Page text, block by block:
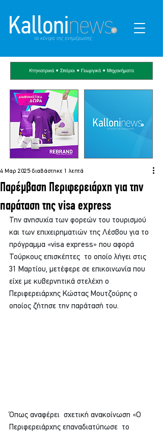
Παρέμβαση Περιφερειάρχη για την
παράταση της visa express
4 Μαρ 2025 διαβάστηκε 1 λεπτά
Την ανησυχία των φορεών του τουρισμού
και των επιχειρηματιών της Λέσβου για το
πρόγραμμα «visa express» που αφορά
Τούρκους επισκέπτες  το οποίο λήγει στις
31 Μαρτίου, μετέφερε σε επικοινωνία που
είχε με κυβερνητικά στελέχη ο
Περιφερειάρχης Κώστας Μουτζούρης ο
οποίος ζήτησε την παράτασή του.
Όπως αναφέρει  σχετική ανακοίνωση «Ο
Περιφερειάρχης επαναδιατύπωσε  το